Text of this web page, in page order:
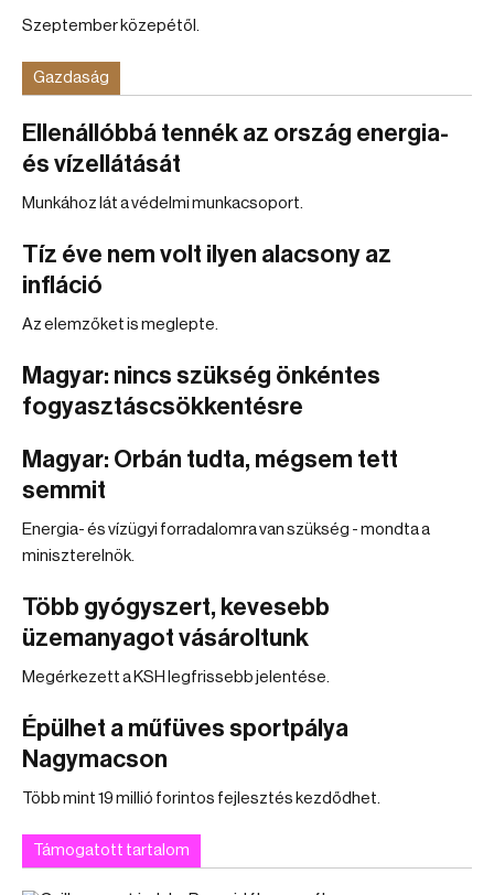
Szeptember közepétől.
Gazdaság
Ellenállóbbá tennék az ország energia-
és vízellátását
Munkához lát a védelmi munkacsoport.
Tíz éve nem volt ilyen alacsony az
infláció
Az elemzőket is meglepte.
Magyar: nincs szükség önkéntes
fogyasztáscsökkentésre
Magyar: Orbán tudta, mégsem tett
semmit
Energia- és vízügyi forradalomra van szükség - mondta a
miniszterelnök.
Több gyógyszert, kevesebb
üzemanyagot vásároltunk
Megérkezett a KSH legfrissebb jelentése.
Épülhet a műfüves sportpálya
Nagymacson
Több mint 19 millió forintos fejlesztés kezdődhet.
Támogatott tartalom